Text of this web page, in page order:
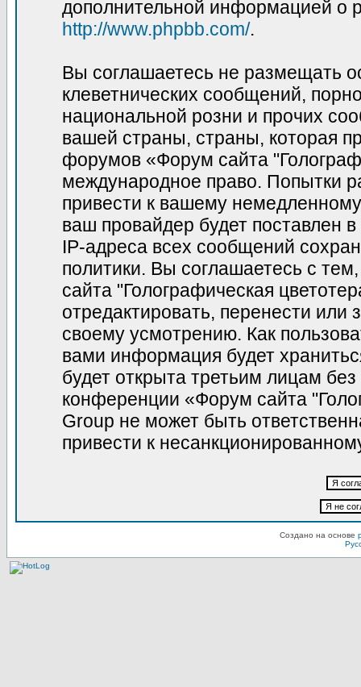
дополнительной информацией о
http://www.phpbb.com/.
Вы соглашаетесь не размещать
клеветнических сообщений,
национальной розни и прочих
вашей страны, страны, которая
форумов «Форум сайта
международное право. Попытки
привести к вашему
ваш провайдер будет поставлен
IP-адреса всех сообщений
политики. Вы соглашаетесь с
сайта "Голографическая
отредактировать, перенести
своему усмотрению. Как
вами информация будет
будет открыта третьим лицам
конференции «Форум сайта
Group не может быть
привести к
Создано на основе